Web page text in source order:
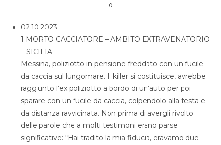
-o-
02.10.2023
1 MORTO CACCIATORE – AMBITO EXTRAVENATORIO
– SICILIA
Messina, poliziotto in pensione freddato con un fucile
da caccia sul lungomare. Il killer si costituisce, avrebbe
raggiunto l’ex poliziotto a bordo di un’auto per poi
sparare con un fucile da caccia, colpendolo alla testa e
da distanza ravvicinata. Non prima di avergli rivolto
delle parole che a molti testimoni erano parse
significative: “Hai tradito la mia fiducia, eravamo due